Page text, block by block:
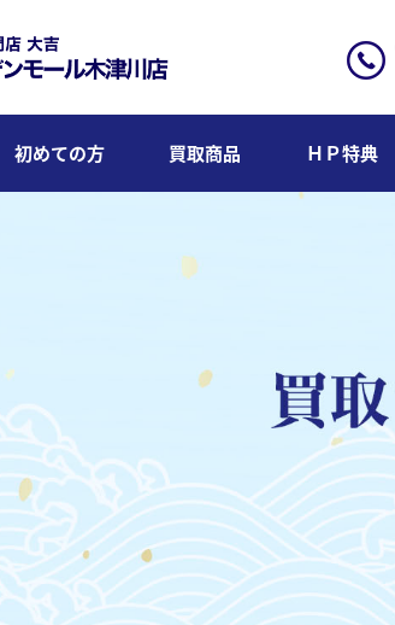
初めての方 買取商品 ＨＰ特典